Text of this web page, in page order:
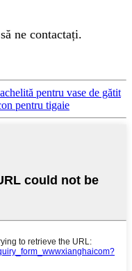
ne contactați.
pentru vase de gătit
pentru tigaie